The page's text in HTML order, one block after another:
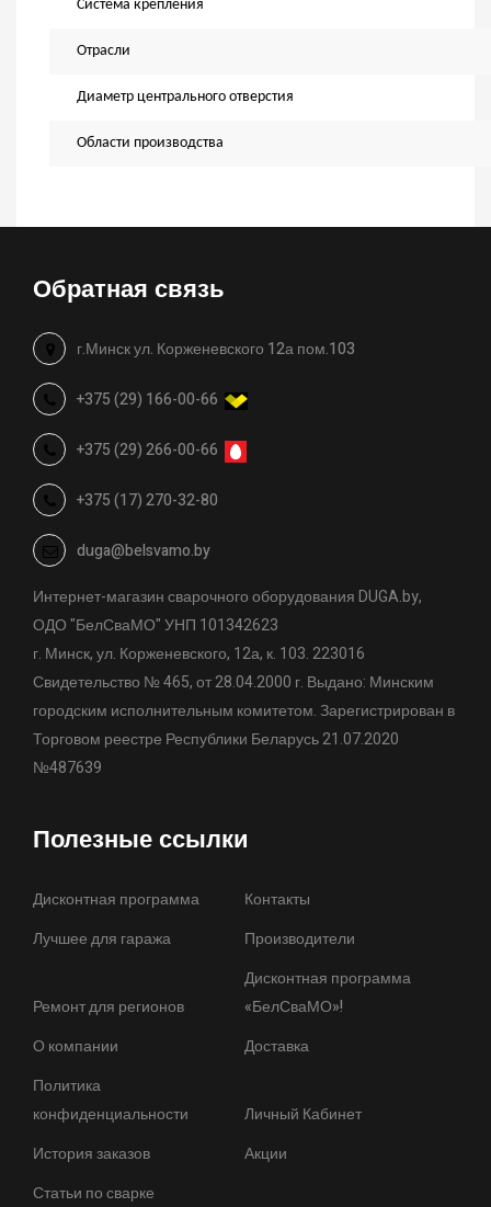
Система крепления
Отрасли
Диаметр центрального отверстия
Области производства
Обратная связь
г.Минск ул. Корженевского 12а пом.103
+375 (29) 166-00-66
+375 (29) 266-00-66
+375 (17) 270-32-80
duga@belsvamo.by
Интернет-магазин сварочного оборудования DUGA.by,
ОДО "БелСваМО" УНП 101342623
г. Минск, ул. Корженевского, 12а, к. 103. 223016
Свидетельство № 465, от 28.04.2000 г. Выдано: Минским
городским исполнительным комитетом. Зарегистрирован в
Торговом реестре Республики Беларусь 21.07.2020
№487639
Полезные ссылки
Дисконтная программа
Контакты
Лучшее для гаража
Производители
Ремонт для регионов
Дисконтная программа
«БелСваМО»!
О компании
Доставка
Политика
конфиденциальности
Личный Кабинет
История заказов
Акции
Статьи по сварке